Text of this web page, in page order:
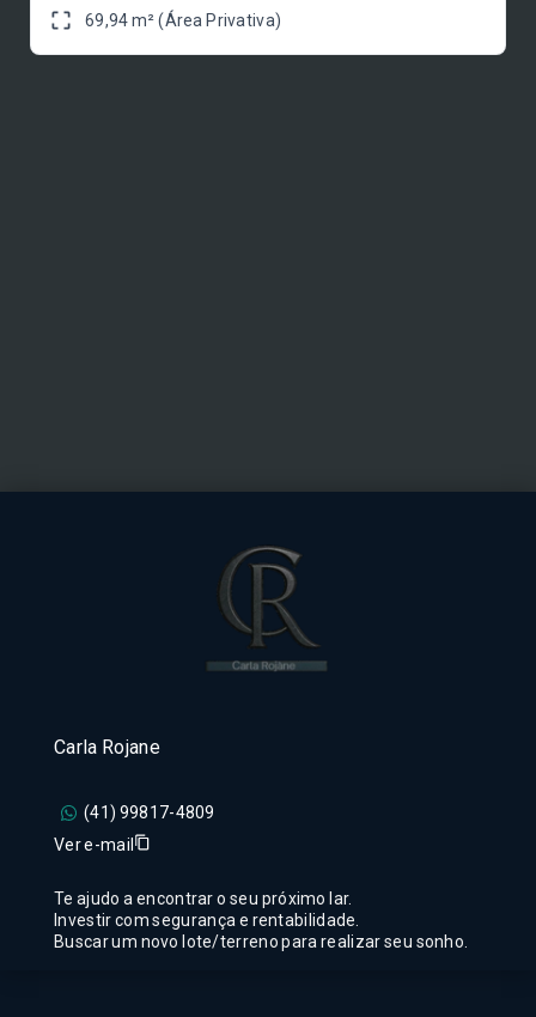
69,94 m² (Área Privativa)
Carla Rojane
(41) 99817-4809
Ver e-mail
Te ajudo a encontrar o seu próximo lar.
Investir com segurança e rentabilidade.
Buscar um novo lote/terreno para realizar seu sonho.